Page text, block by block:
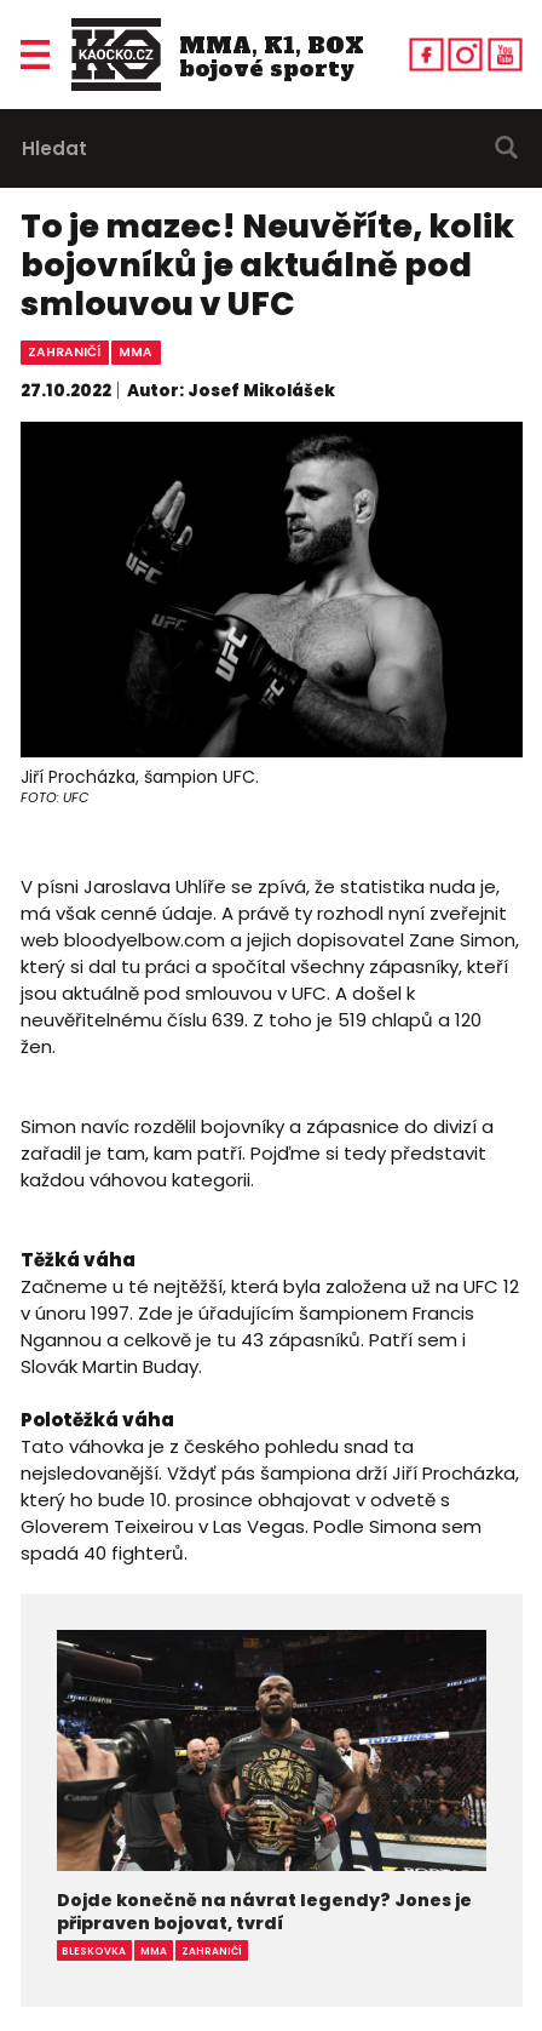
MMA, K1, BOX
bojové sporty
To je mazec! Neuvěříte, kolik
bojovníků je aktuálně pod
smlouvou v UFC
ZAHRANIČÍ MMA
27.10.2022 Autor: Josef Mikolášek
Jiří Procházka, šampion UFC.
FOTO: UFC
V písni Jaroslava Uhlíře se zpívá, že statistika nuda je,
má však cenné údaje. A právě ty rozhodl nyní zveřejnit
web bloodyelbow.com a jejich dopisovatel Zane Simon,
který si dal tu práci a spočítal všechny zápasníky, kteří
jsou aktuálně pod smlouvou v UFC. A došel k
neuvěřitelnému číslu 639. Z toho je 519 chlapů a 120
žen.
Simon navíc rozdělil bojovníky a zápasnice do divizí a
zařadil je tam, kam patří. Pojďme si tedy představit
každou váhovou kategorii.
Těžká váha
Začneme u té nejtěžší, která byla založena už na UFC 12
v únoru 1997. Zde je úřadujícím šampionem Francis
Ngannou a celkově je tu 43 zápasníků. Patří sem i
Slovák Martin Buday.
Polotěžká váha
Tato váhovka je z českého pohledu snad ta
nejsledovanější. Vždyť pás šampiona drží Jiří Procházka,
který ho bude 10. prosince obhajovat v odvetě s
Gloverem Teixeirou v Las Vegas. Podle Simona sem
spadá 40 fighterů.
Dojde konečně na návrat legendy? Jones je
připraven bojovat, tvrdí
BLESKOVKA MMA ZAHRANIČÍ